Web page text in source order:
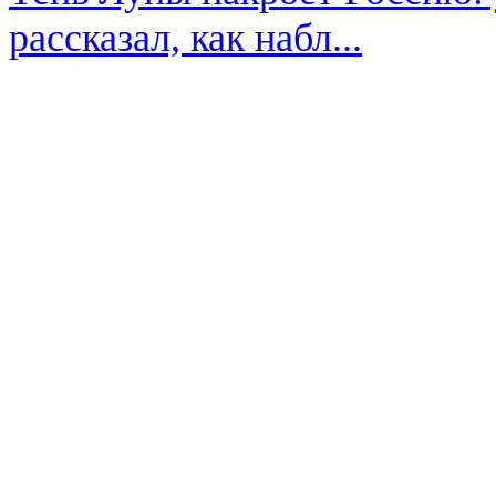
рассказал, как набл...